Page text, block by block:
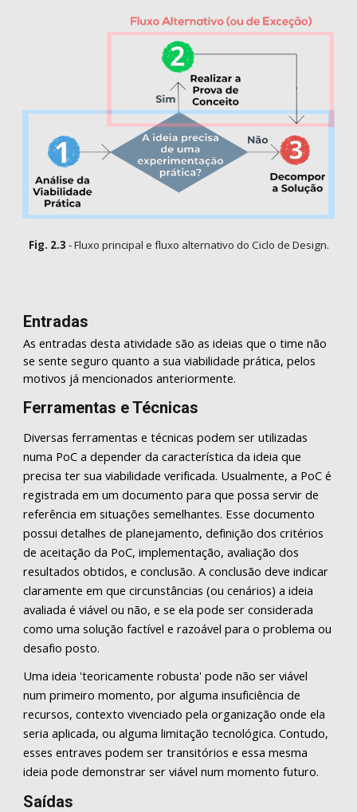
Fig. 2.3 -Fluxo principal e fluxo alternativo do Ciclo de Design.
Entradas
As entradas desta atividade são as ideias que o time não
se sente seguro quanto a sua viabilidade prática, pelos
motivos já mencionados anteriormente.
Ferramentas e Técnicas
Diversas ferramentas e técnicas podem ser utilizadas
numa PoC a depender da característica da ideia que
precisa ter sua viabilidade verificada. Usualmente, a PoC é
registrada em um documento para que possa servir de
referência em situações semelhantes. Esse documento
possui detalhes de planejamento, definição dos critérios
de aceitação da PoC, implementação, avaliação dos
resultados obtidos, e conclusão. A conclusão deve indicar
claramente em que circunstâncias (ou cenários) a ideia
avaliada é viável ou não, e se ela pode ser considerada
como uma solução factível e razoável para o problema ou
desafio posto.
Uma ideia 'teoricamente robusta' pode não ser viável
num primeiro momento, por alguma insuficiência de
recursos, contexto vivenciado pela organização onde ela
seria aplicada, ou alguma limitação tecnológica. Contudo,
esses entraves podem ser transitórios e essa mesma
ideia pode demonstrar ser viável num momento futuro.
Saídas